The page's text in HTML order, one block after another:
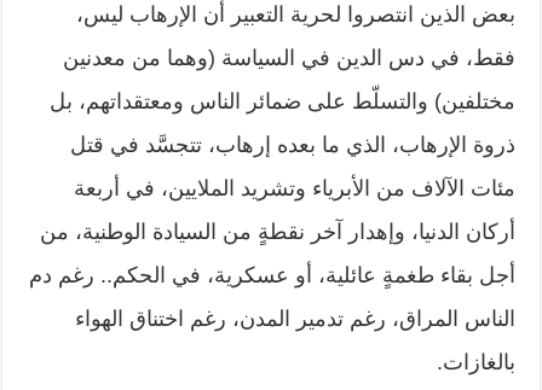
بعض الذين انتصروا لحرية التعبير أن الإرهاب ليس،
فقط، في دس الدين في السياسة (وهما من معدنين
مختلفين) والتسلّط على ضمائر الناس ومعتقداتهم، بل
ذروة الإرهاب، الذي ما بعده إرهاب، تتجسَّد في قتل
مئات الآلاف من الأبرياء وتشريد الملايين، في أربعة
أركان الدنيا، وإهدار آخر نقطةٍ من السيادة الوطنية، من
أجل بقاء طغمةٍ عائلية، أو عسكرية، في الحكم.. رغم دم
الناس المراق، رغم تدمير المدن، رغم اختناق الهواء
بالغازات.